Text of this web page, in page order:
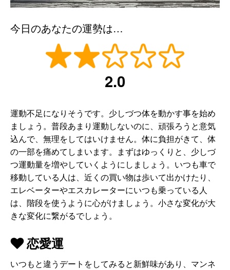
今日のあなたの運勢は…
2.0
運動不足になりそうです。少しづつ体を動かす事を始め
ましょう。普段あまり運動しないのに、頑張ろうと意気
込んで、無理をしてはいけません。体に負担がきて、体
の一部を痛めてしまいます。まずはゆっくりと、少しづ
つ運動量を増やしていくようにしましょう。いつも車で
移動している人は、近くの買い物は歩いて出かけたり、
エレベーターやエスカレーターにいつも乗っている人
は、階段を使うように心がけましょう。小さな変化が大
きな変化に繋がるでしょう。
恋愛運
いつもと違うデートをしてみると新鮮味があり、マンネ